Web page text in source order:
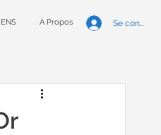
À Propos Se connecter